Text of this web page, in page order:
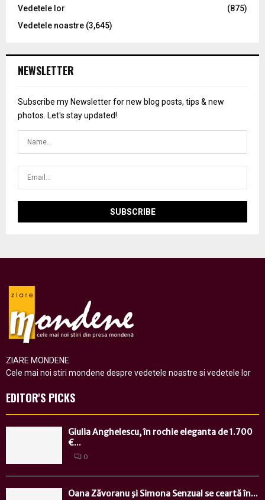
Vedetele lor
(875)
Vedetele noastre (3,645)
NEWSLETTER
Subscribe my Newsletter for new blog posts, tips & new
photos. Let's stay updated!
ZIARE MONDENE
Cele mai noi stiri mondene despre vedetele noastre si vedetele lor
EDITOR'S PICKS
Giulia Anghelescu, în rochie eleganta de 1.700
€...
0
Oana Zăvoranu şi Simona Senzual se ceartă în...